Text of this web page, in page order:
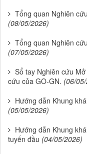
Tổng quan Nghiên
(08/05/2026)
Tổng quan Nghiên
(07/05/2026)
Sổ tay Nghiên cứu
cứu của GO-GN. (06/
Hướng dẫn Khung
(05/05/2026)
Hướng dẫn Khung
tuyến đầu (04/05/2026)